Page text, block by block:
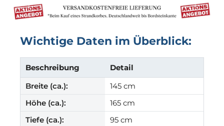
Wichtige Daten im Überblick:
Beschreibung
Detail
Breite (ca.):
145 cm
Höhe (ca.):
165 cm
Tiefe (ca.):
95 cm